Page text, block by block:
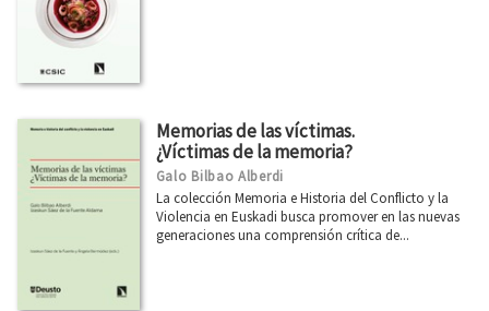
Memorias de las víctimas.
¿Víctimas de la memoria?
Galo Bilbao Alberdi
La colección Memoria e Historia del Conflicto y la
Violencia en Euskadi busca promover en las nuevas
generaciones una comprensión crítica de...